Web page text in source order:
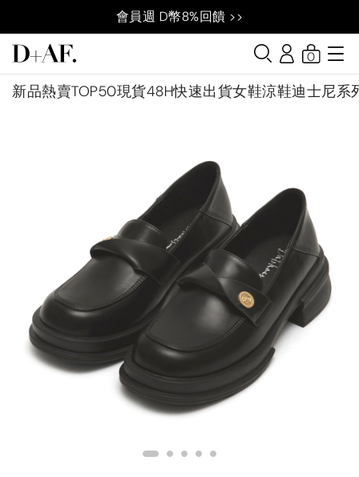
會員週 D幣8%回饋 >>
新品熱賣TOP50現貨48H快速出貨女鞋涼鞋迪士尼系
0